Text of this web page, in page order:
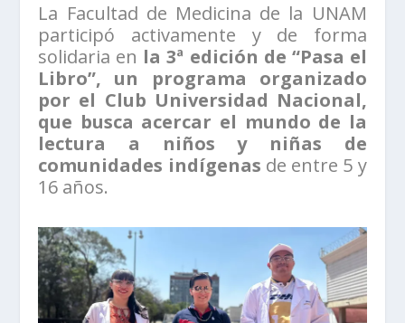
La Facultad de Medicina de la UNAM
participó activamente y de forma
solidaria en la 3ª edición de “Pasa el
Libro”, un programa organizado
por el Club Universidad Nacional,
que busca acercar el mundo de la
lectura a niños y niñas de
comunidades indígenas de entre 5 y
16 años.